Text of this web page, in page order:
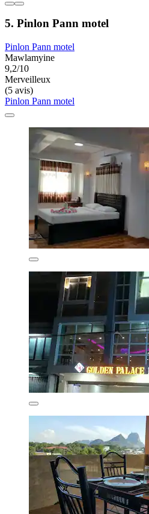
5. Pinlon Pann motel
Pinlon Pann motel
Mawlamyine
9,2/10
Merveilleux
(5 avis)
Pinlon Pann motel